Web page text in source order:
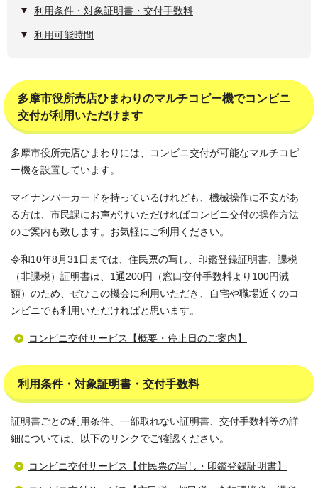
利用条件・対象証明書・交付手数料
利用可能時間
多摩市役所売店ひまわりのマルチコピー機でコンビニ
交付が利用いただけます
多摩市役所売店ひまわりには、コンビニ交付が可能なマルチコピ
ー機を設置しています。
マイナンバーカードを持っているけれども、機械操作に不安があ
る方は、市民課にお声がけいただければコンビニ交付の操作方法
のご案内も致します。お気軽にご利用ください。
令和10年8月31日までは、住民票の写し、印鑑登録証明書、課税
（非課税）証明書は、1通200円（窓口交付手数料より100円減
額）のため、ぜひこの機会に利用いただき、自宅や職場近くのコ
ンビニでも利用いただければと思います。
コンビニ交付サービス【概要・停止日のご案内】
利用条件・対象証明書・交付手数料
証明書ごとの利用条件、一部取れない証明書、交付手数料等の詳
細については、以下のリンクでご確認ください。
コンビニ交付サービス【住民票の写し・印鑑登録証明書】